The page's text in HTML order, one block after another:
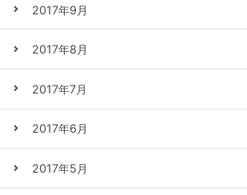
2017年9月
2017年8月
2017年7月
2017年6月
2017年5月